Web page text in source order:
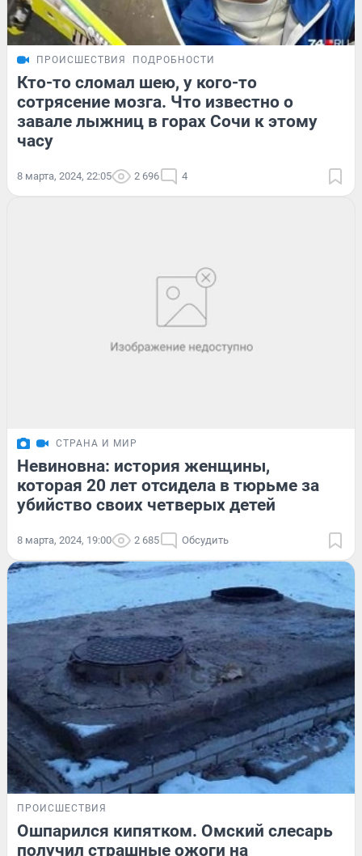
ПРОИСШЕСТВИЯ ПОДРОБНОСТИ
Кто-то сломал шею, у кого-то
сотрясение мозга. Что известно о
завале лыжниц в горах Сочи к этому
часу
8 марта, 2024, 22:05 2 696 4
СТРАНА И МИР
Невиновна: история женщины,
которая 20 лет отсидела в тюрьме за
убийство своих четверых детей
8 марта, 2024, 19:00 2 685 Обсудить
ПРОИСШЕСТВИЯ
Ошпарился кипятком. Омский слесарь
получил страшные ожоги на